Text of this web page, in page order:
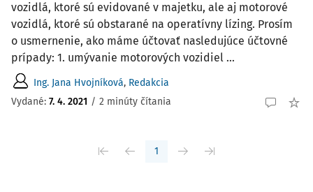
vozidlá, ktoré sú evidované v majetku, ale aj motorové
vozidlá, ktoré sú obstarané na operatívny lízing. Prosím
o usmernenie, ako máme účtovať nasledujúce účtovné
prípady: 1. umývanie motorových vozidiel ...
Ing. Jana Hvojníková, Redakcia
Vydané: 7. 4. 2021 / 2 minúty čítania
1